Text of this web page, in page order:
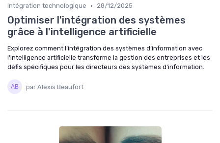
Intégration technologique • 28/12/2025
Optimiser l'intégration des systèmes
grâce à l'intelligence artificielle
Explorez comment l’intégration des systèmes d’information avec
l’intelligence artificielle transforme la gestion des entreprises et les
défis spécifiques pour les directeurs des systèmes d’information.
par Alexis Beaufort